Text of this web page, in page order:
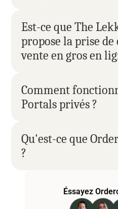
Est-ce que The
propose la prise de
vente en gros en
Comment
Portals privés ?
Qu'est-ce que
?
Éssayez